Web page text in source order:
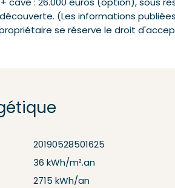
cave : 26.000 euros (option), sous
(Les informations
se réserve le droit
20190528501625
36 kWh/m².an
2715 kWh/an